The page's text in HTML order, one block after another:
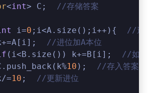
<int> C; //存储答案
i=0 ;i<A.size();i++){ //遍历
//进位加A本位
(i<B.size()) k+=B[i]; //如果B
10 ); //存入答案
=
10 ; //更新进位